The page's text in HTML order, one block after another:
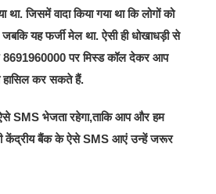
जिसमें वादा किया गया था कि लोगों को
यह फर्जी मेल था. ऐसी ही धोखाधड़ी से
8691960000 पर मिस्ड कॉल देकर आप
हासिल कर सकते हैं.
SMS भेजता रहेगा,ताकि आप और हम
केंद्रीय बैंक के ऐसे SMS आएं उन्हें जरूर